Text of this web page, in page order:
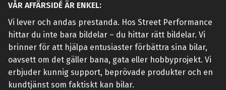
VÅR AFFÄRSIDÉ ÄR ENKEL:
Vi lever och andas prestanda. Hos Street Performance
hittar du inte bara bildelar – du hittar rätt bildelar. Vi
brinner för att hjälpa entusiaster förbättra sina bilar,
oavsett om det gäller bana, gata eller hobbyprojekt. Vi
erbjuder kunnig support, beprövade produkter och en
kundtjänst som faktiskt kan bilar.